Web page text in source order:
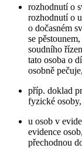
rozhodnutí o
rozhodnutí o
o dočasném
se
soudního
tato osoba o
osobně pečuje,
příp. doklad
fyzické osoby,
u osob v
evidence
přechodnou